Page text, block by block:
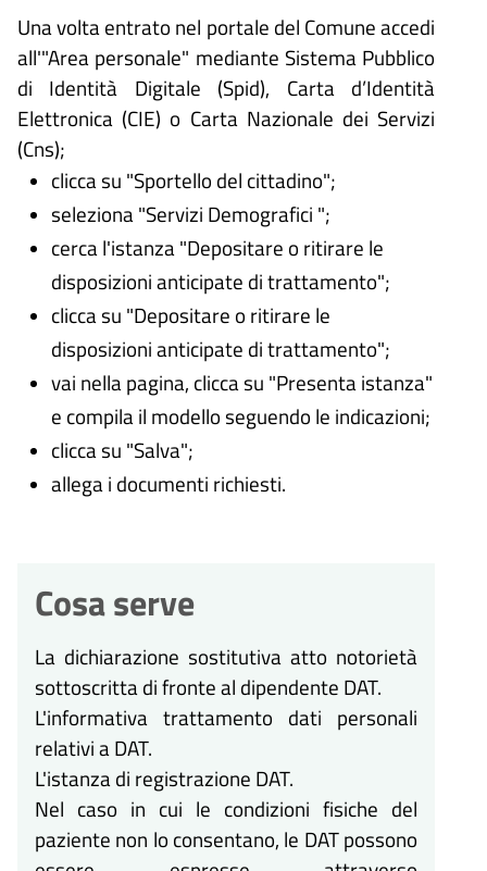
Una volta entrato nel portale del Comune accedi
all'"Area personale" mediante Sistema Pubblico
di Identità Digitale (Spid), Carta d’Identità
Elettronica (CIE) o Carta Nazionale dei Servizi
(Cns);
clicca su "Sportello del cittadino";
seleziona "Servizi Demografici ";
cerca l'istanza "Depositare o ritirare le
disposizioni anticipate di trattamento";
clicca su "Depositare o ritirare le
disposizioni anticipate di trattamento";
vai nella pagina, clicca su "Presenta istanza"
e compila il modello seguendo le indicazioni;
clicca su "Salva";
allega i documenti richiesti.
Cosa serve
La dichiarazione sostitutiva atto notorietà
sottoscritta di fronte al dipendente DAT.
L'informativa trattamento dati personali
relativi a DAT.
L'istanza di registrazione DAT.
Nel caso in cui le condizioni fisiche del
paziente non lo consentano, le DAT possono